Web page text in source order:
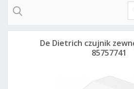
De Dietrich czujnik
85757741